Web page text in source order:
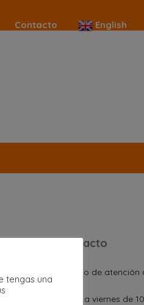
Contacto English
Contacto
Horario de atención
Lunes a viernes de
tengas una